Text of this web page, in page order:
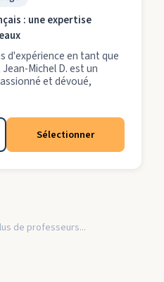
: une expertise
d'expérience en tant que
Michel D. est un
et dévoué,
Sélectionner
de professeurs...